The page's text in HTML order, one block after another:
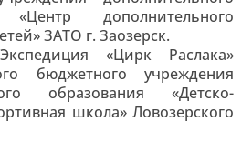
«Центр дополнительного
ЗАТО г. Заозерск.
«Цирк Раслака»
бюджетного учреждения
образования «Детско-
школа» Ловозерского